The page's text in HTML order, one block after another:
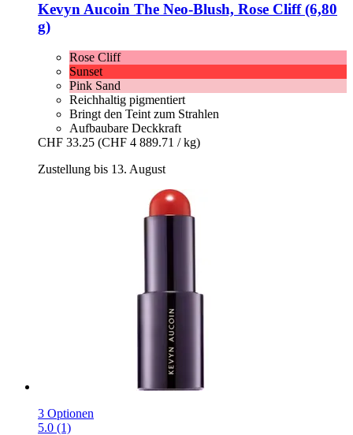
Kevyn Aucoin The Neo-​Blush, Rose Cliff (6,80
g)
Rose Cliff
Sunset
Pink Sand
Reichhaltig pigmentiert
Bringt den Teint zum Strahlen
Aufbaubare Deckkraft
CHF 33.25 (CHF 4 889.71 / kg)
Zustellung bis 13. August
3 Optionen
5.0 (1)